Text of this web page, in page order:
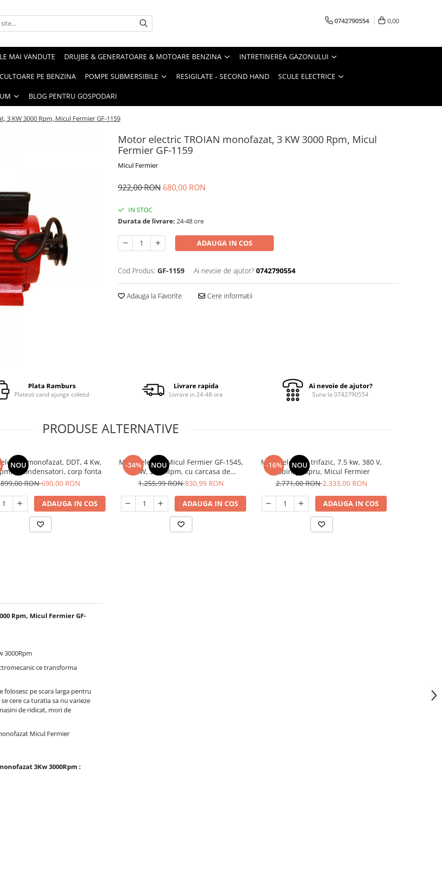
0742790554 0,00
MAI VANDUTE DRUJBE & GENERATOARE & MOTOARE BENZINA INTRETINEREA GAZONULUI
PE BENZINA POMPE SUBMERSIBILE RESIGILATE - SECOND HAND SCULE ELECTRICE
BLOG PENTRU GOSPODARI
3 KW 3000 Rpm, Micul Fermier GF-1159
Motor electric TROIAN monofazat, 3 KW 3000 Rpm, Micul
Fermier GF-1159
Micul Fermier
922,00 RON 680,00 RON
IN STOC
Durata de livrare: 24-48 ore
ADAUGA IN COS
Cod Produs: GF-1159 Ai nevoie de ajutor? 0742790554
Adauga la Favorite Cere informatii
Plata Ramburs
Platesti cand ajunge coletul
Livrare rapida
Livrare in 24-48 ore
Ai nevoie de ajutor?
Suna la 0742790554
PRODUSE ALTERNATIVE
NOUmonofazat, DDT, 4 Kw,
2 condensatori, corp fonta
899,00 RON690,00 RON
ADAUGA IN COS
-34% NOU
Motor electric Micul Fermier GF-1545,
3KW, 2800Rpm, cu carcasa de
aluminiu.
1.255,99 RON830,99 RON
ADAUGA IN COS
-16% NOU
Motor electric, trifazic, 7.5 kw, 380 V,
bobinaj cupru, Micul Fermier
2.771,00 RON2.333,00 RON
ADAUGA IN COS
Rpm, Micul Fermier GF-
3000Rpm
ce transforma
folosesc pe scara larga pentru
cere ca turatia sa nu varieze
de ridicat, mori de
Micul Fermier
3Kw 3000Rpm :